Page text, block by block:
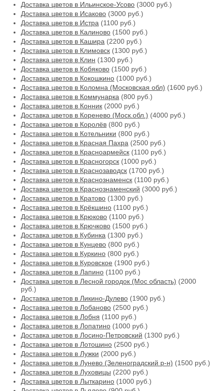
Доставка цветов в Ильинское-Усово (3000 руб.)
Доставка цветов в Исаково (3000 руб.)
Доставка цветов в Истра (1100 руб.)
Доставка цветов в Калиново (1500 руб.)
Доставка цветов в Кашира (2200 руб.)
Доставка цветов в Климовск (1300 руб.)
Доставка цветов в Клин (1300 руб.)
Доставка цветов в Кобяково (1500 руб.)
Доставка цветов в Кокошкино (1000 руб.)
Доставка цветов в Коломна (Московская обл) (1600 руб.)
Доставка цветов в Коммунарка (800 руб.)
Доставка цветов в Конник (2000 руб.)
Доставка цветов в Коренево (Моск.обл.) (4000 руб.)
Доставка цветов в Королёв (800 руб.)
Доставка цветов в Котельники (800 руб.)
Доставка цветов в Красная Пахра (2500 руб.)
Доставка цветов в Красноармейск (1100 руб.)
Доставка цветов в Красногорск (1000 руб.)
Доставка цветов в Краснозаводск (1700 руб.)
Доставка цветов в Краснознаменск (1100 руб.)
Доставка цветов в Краснознаменский (3000 руб.)
Доставка цветов в Кратово (1300 руб.)
Доставка цветов в Крёкшино (1100 руб.)
Доставка цветов в Крюково (1100 руб.)
Доставка цветов в Крючково (1500 руб.)
Доставка цветов в Кубинка (1300 руб.)
Доставка цветов в Кунцево (800 руб.)
Доставка цветов в Куркино (800 руб.)
Доставка цветов в Куровское (1900 руб.)
Доставка цветов в Лапино (1100 руб.)
Доставка цветов в Лесной городок (Мос область) (2000
руб.)
Доставка цветов в Ликино-Дулево (1900 руб.)
Доставка цветов в Лобаново (2500 руб.)
Доставка цветов в Лобня (1100 руб.)
Доставка цветов в Лопатино (1000 руб.)
Доставка цветов в Лосино-Петровский (1300 руб.)
Доставка цветов в Лотошино (2500 руб.)
Доставка цветов в Лужки (2000 руб.)
Доставка цветов в Лунево (Зеленоградский р-н) (1500 руб.)
Доставка цветов в Луховицы (2200 руб.)
Доставка цветов в Лыткарино (1000 руб.)